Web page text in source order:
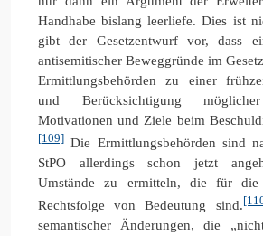
Handhabe bislang leerliefe. Dies ist
gibt der Gesetzentwurf vor, dass
antisemitischer Beweggründe im
Ermittlungsbehörden zu einer
und Berücksichtigung
Motivationen und Ziele beim
[109] Die Ermittlungsbehörden sind
StPO allerdings schon jetzt
Umstände zu ermitteln, die für die
Rechtsfolge von Bedeutung sind.
semantischer Änderungen, die